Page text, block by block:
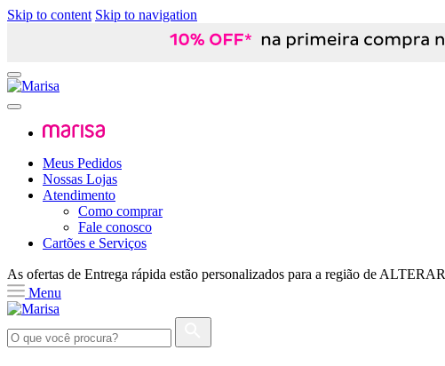
Skip to content Skip to navigation
Meus Pedidos
Nossas Lojas
Atendimento
Como comprar
Fale conosco
Cartões e Serviços
As ofertas de Entrega rápida estão personalizados para a região de ALTERAR
Menu